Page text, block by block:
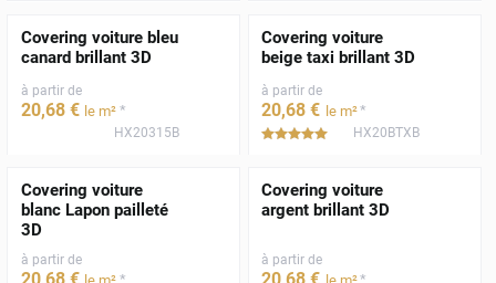
Covering voiture bleu
canard brillant 3D
à partir de
20,68 € le m² *
HX20315B
Covering voiture
beige taxi brillant 3D
à partir de
20,68 € le m²*
*****HX20BTXB
Covering voiture
blanc Lapon pailleté
3D
à partir de
*
Covering voiture
argent brillant 3D
à partir de
*